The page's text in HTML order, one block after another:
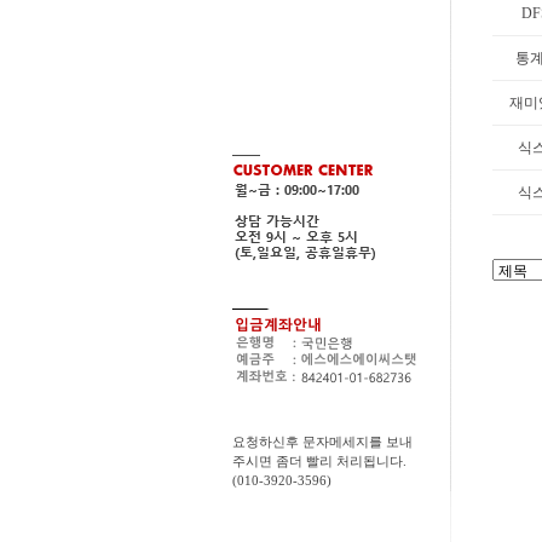
요청하신후 문자메세지를 보내
주시면 좀더 빨리 처리됩니다.
(010-3920-3596)
통
재미
식
식